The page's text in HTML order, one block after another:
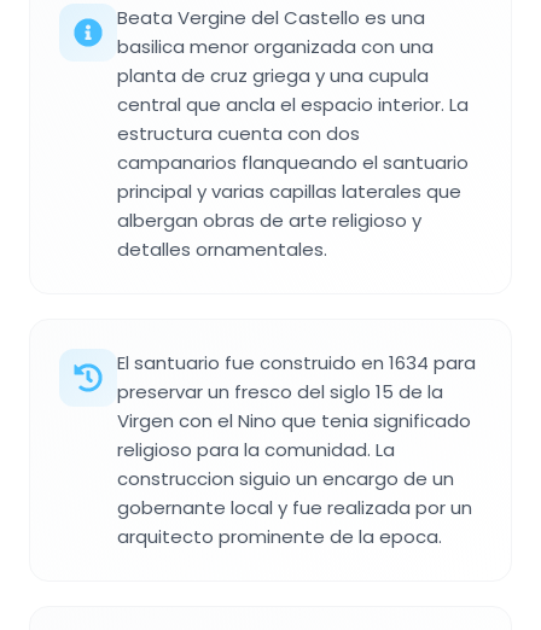
Beata Vergine del Castello es una
basilica menor organizada con una
planta de cruz griega y una cupula
central que ancla el espacio interior. La
estructura cuenta con dos
campanarios flanqueando el santuario
principal y varias capillas laterales que
albergan obras de arte religioso y
detalles ornamentales.
El santuario fue construido en 1634 para
preservar un fresco del siglo 15 de la
Virgen con el Nino que tenia significado
religioso para la comunidad. La
construccion siguio un encargo de un
gobernante local y fue realizada por un
arquitecto prominente de la epoca.